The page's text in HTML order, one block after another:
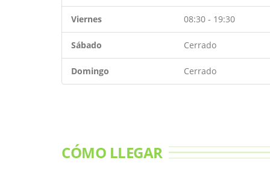
Viernes 08:30 - 19:30
Sábado Cerrado
Domingo Cerrado
CÓMO LLEGAR